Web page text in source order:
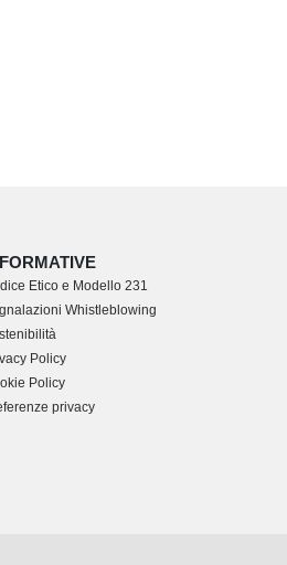
Etico e Modello 231
Whistleblowing
Policy
Policy
privacy